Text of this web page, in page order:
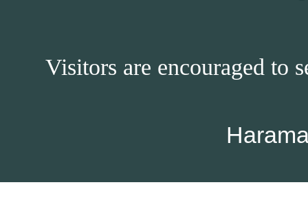
Visitors are encouraged to